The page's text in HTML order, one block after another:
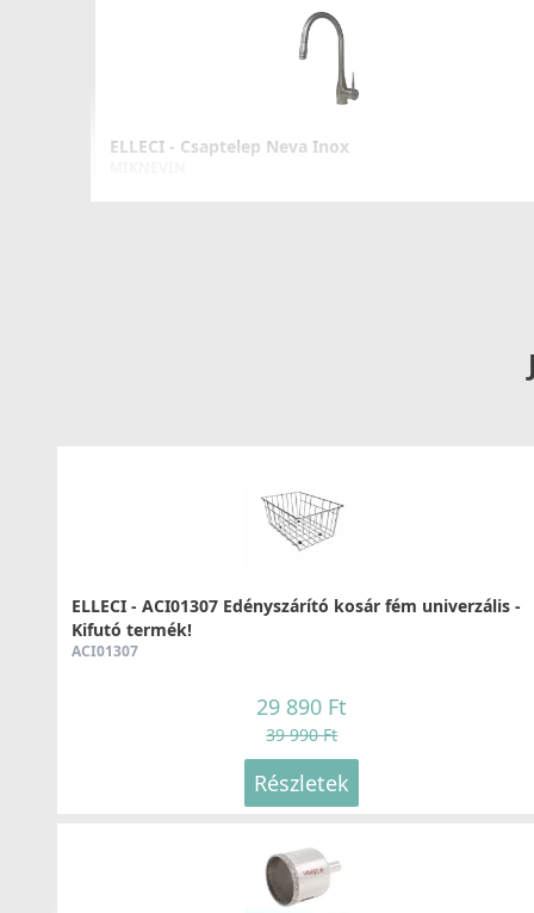
ELLECI - Csaptelep Neva Inox
ELLECI - Csaptelep Drive inox
49 990 Ft
ELLECI - Csaptelep Stream Plus - Arany
ELLECI - ACI01307 Edényszárító kosár fém univerzális -
Kifutó termék!
ACI01307
29 890 Ft
39 990 Ft
Részletek